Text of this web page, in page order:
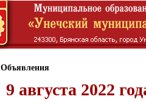
Объявления
9 августа 2022